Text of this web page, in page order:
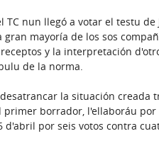
nun llegó a votar el testu
mayoría de los sos
y la interpretación
de la norma.
la situación creada
borrador, l'ellaboráu por
por seis votos contra